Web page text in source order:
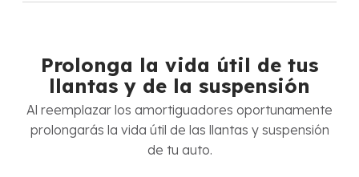
Prolonga la vida útil de tus
llantas y de la suspensión
Al reemplazar los amortiguadores oportunamente
prolongarás la vida útil de las llantas y suspensión
de tu auto.